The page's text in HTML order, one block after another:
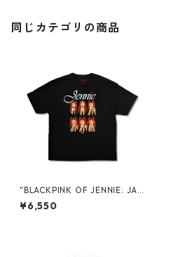
同じカテゴリの商品
"BLACKPINK OF JENNIE: JAP
AN 2026" PROMO S/S TEE
¥6,550